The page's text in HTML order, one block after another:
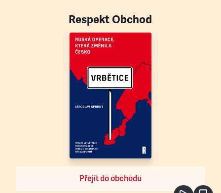
Respekt Obchod
Přejít do obchodu